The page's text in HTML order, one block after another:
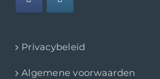
Privacybeleid
Algemene voorwaarden